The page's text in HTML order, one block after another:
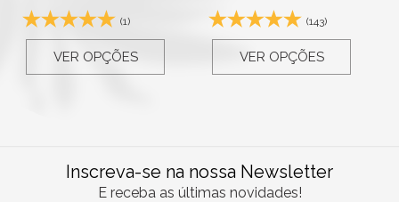
(1)
VER OPÇÕES
(143)
VER OPÇÕES
Inscreva-se na nossa Newsletter
E receba as últimas novidades!